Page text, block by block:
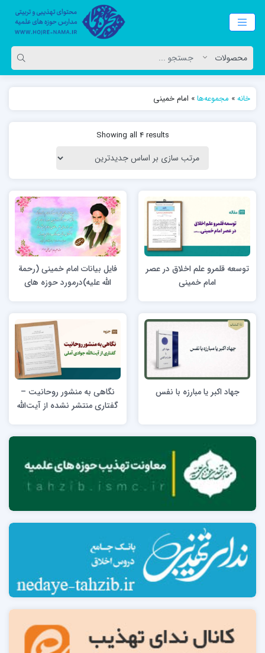
خانه» مجموعه‌ها» امام خمینی
Showing all 4 results
توسعه قلمرو علم اخلاق در عصر
امام خمینی
فایل بیانات امام خمینی (رحمة
الله علیه)درمورد حوزه های
جهاد اکبر یا مبارزه با نفس
نگاهی به منشور روحانیت –
گفتاری منتشر نشده از آیت‌الله‌